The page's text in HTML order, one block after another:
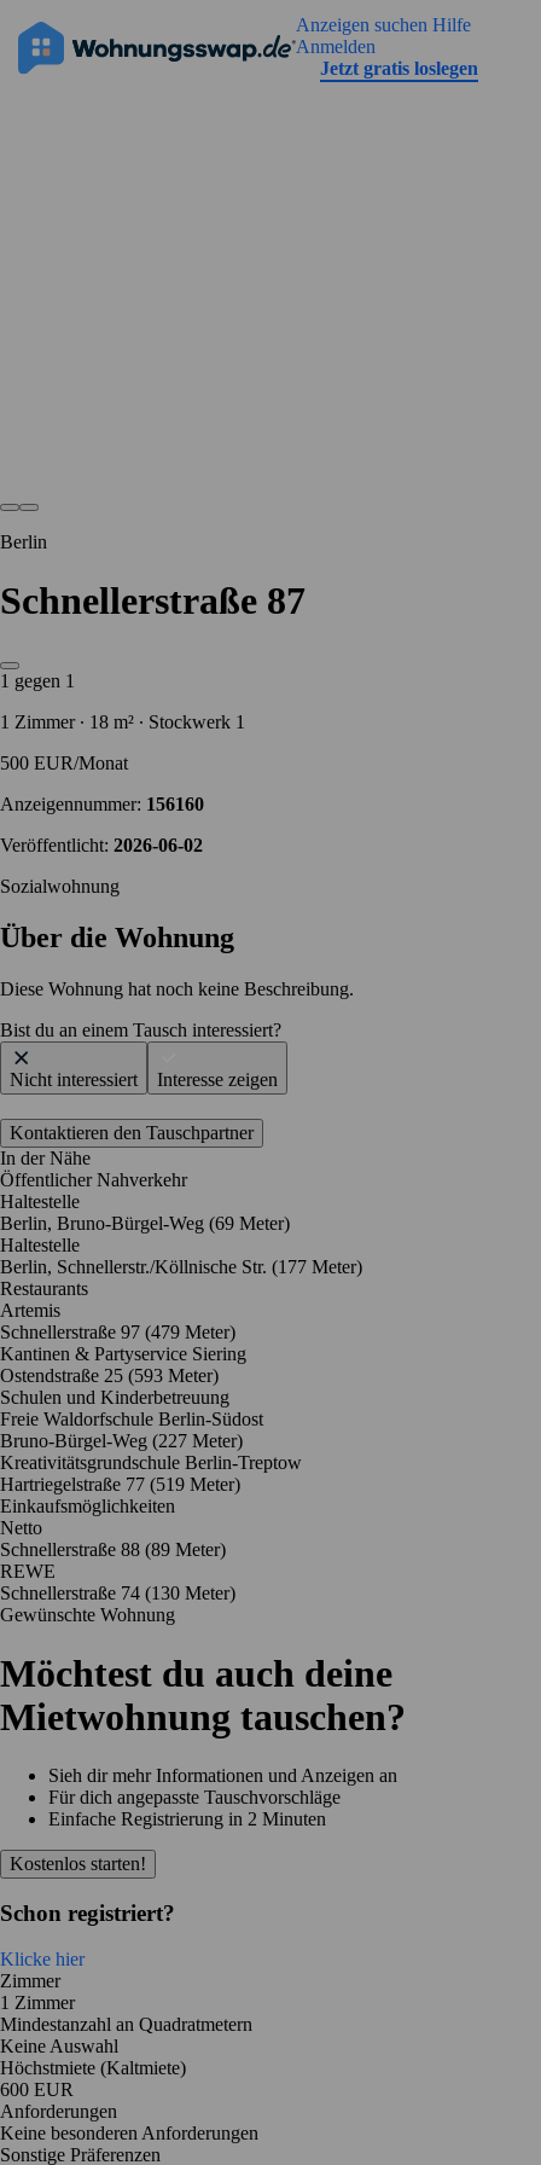
Anzeigen suchen Hilfe
Anmelden
Jetzt gratis loslegen
Die Anzeige hat noch keine Bilder
Berlin
Schnellerstraße 87
1 gegen 1
1 Zimmer ∙ 18 m² ∙ Stockwerk 1
500 EUR/Monat
Anzeigennummer: 156160
Veröffentlicht: 2026-06-02
Sozialwohnung
Über die Wohnung
Diese Wohnung hat noch keine Beschreibung.
Bist du an einem Tausch interessiert?
Nicht interessiert Interesse zeigen
Kontaktieren den Tauschpartner
In der Nähe
Öffentlicher Nahverkehr
Haltestelle
Berlin, Bruno-Bürgel-Weg (69 Meter)
Haltestelle
Berlin, Schnellerstr./Köllnische Str. (177 Meter)
Restaurants
Artemis
Schnellerstraße 97 (479 Meter)
Kantinen & Partyservice Siering
Ostendstraße 25 (593 Meter)
Schulen und Kinderbetreuung
Freie Waldorfschule Berlin-Südost
Bruno-Bürgel-Weg (227 Meter)
Kreativitätsgrundschule Berlin-Treptow
Hartriegelstraße 77 (519 Meter)
Einkaufsmöglichkeiten
Netto
Schnellerstraße 88 (89 Meter)
REWE
Schnellerstraße 74 (130 Meter)
Gewünschte Wohnung
Möchtest du auch deine
Mietwohnung tauschen?
Sieh dir mehr Informationen und Anzeigen an
Für dich angepasste Tauschvorschläge
Einfache Registrierung in 2 Minuten
Kostenlos starten!
Schon registriert?
Klicke hier
Zimmer
1 Zimmer
Mindestanzahl an Quadratmetern
Keine Auswahl
Höchstmiete (Kaltmiete)
600 EUR
Anforderungen
Keine besonderen Anforderungen
Sonstige Präferenzen